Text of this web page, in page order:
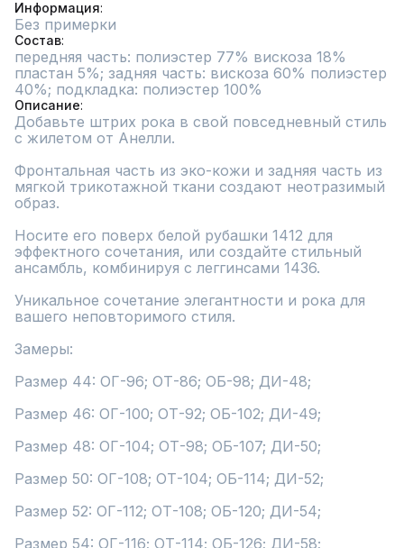
Информация
Без примерки
Состав
передняя часть: полиэстер 77% вискоза 18%
пластан 5%; задняя часть: вискоза 60% полиэстер
40%; подкладка: полиэстер 100%
Описание
Добавьте штрих рока в свой повседневный стиль
с жилетом от Анелли.
Фронтальная часть из эко-кожи и задняя часть из
мягкой трикотажной ткани создают неотразимый
образ.
Носите его поверх белой рубашки 1412 для
эффектного сочетания, или создайте стильный
ансамбль, комбинируя с леггинсами 1436.
Уникальное сочетание элегантности и рока для
вашего неповторимого стиля.
Замеры:
Размер 44: ОГ-96; ОТ-86; ОБ-98; ДИ-48;
Размер 46: ОГ-100; ОТ-92; ОБ-102; ДИ-49;
Размер 48: ОГ-104; ОТ-98; ОБ-107; ДИ-50;
Размер 50: ОГ-108; ОТ-104; ОБ-114; ДИ-52;
Размер 52: ОГ-112; ОТ-108; ОБ-120; ДИ-54;
Размер 54: ОГ-116; ОТ-114; ОБ-126; ДИ-58;